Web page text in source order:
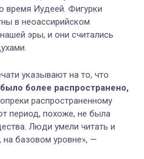
время Иудеей. Фигурки
в неоассирийском
эры, и они считались
указывают на то, что
более распространено,
распространенному
период, похоже, не была
Люди умели читать и
на базовом уровне», —